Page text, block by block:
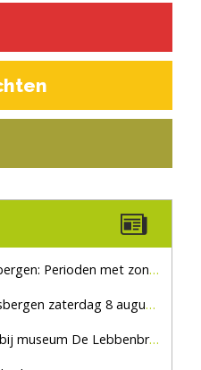
Perioden met zon en droog
8 augustus, marktplein Haaksbergen
De Lebbenbrugge